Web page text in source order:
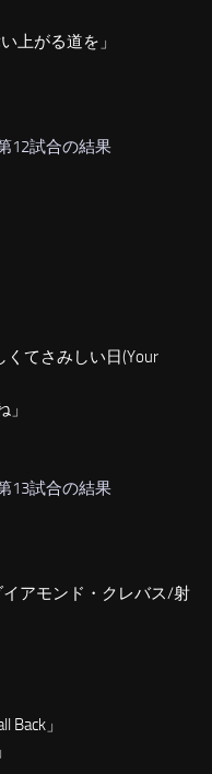
上がる道を」
12試合の結果
てさみしい日(Your
13試合の結果
イアモンド・クレバス/射
Back」